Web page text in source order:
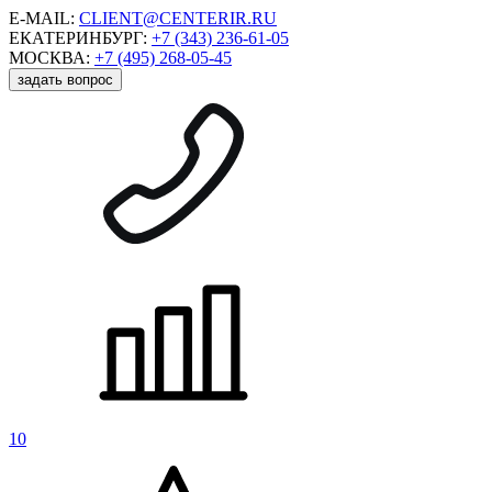
E-MAIL: CLIENT@CENTERIR.RU
ЕКАТЕРИНБУРГ: +7 (343) 236-61-05
МОСКВА: +7 (495) 268-05-45
задать вопрос
10